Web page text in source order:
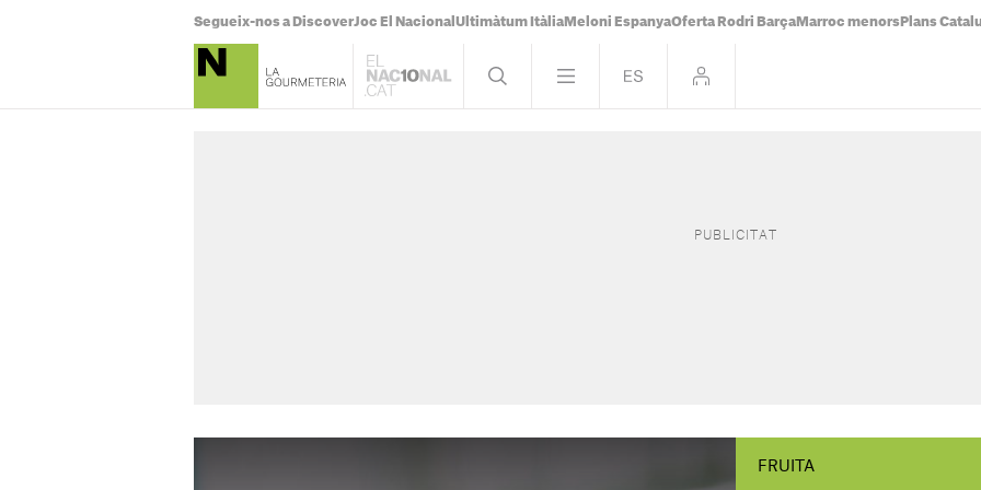
Segueix-nos a DiscoverJoc El Nacional Ultimàtum Itàlia Meloni EspanyaOferta Rodri Barça Marroc menors Plans
FRUITA